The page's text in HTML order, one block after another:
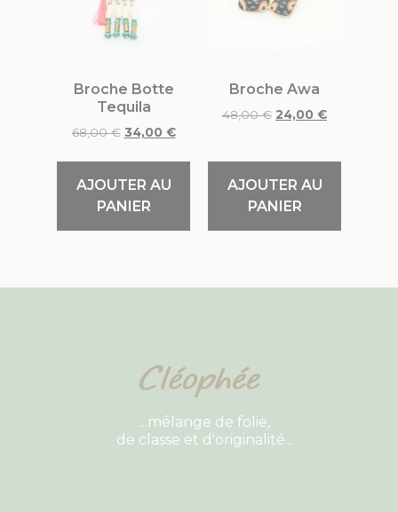
Broche Botte
Tequila
68,00€ 34,00 €
AJOUTER AU
PANIER
Broche Awa
48,00€ 24,00 €
AJOUTER AU
PANIER
...mélange de folie,
de classe et d'originalité...